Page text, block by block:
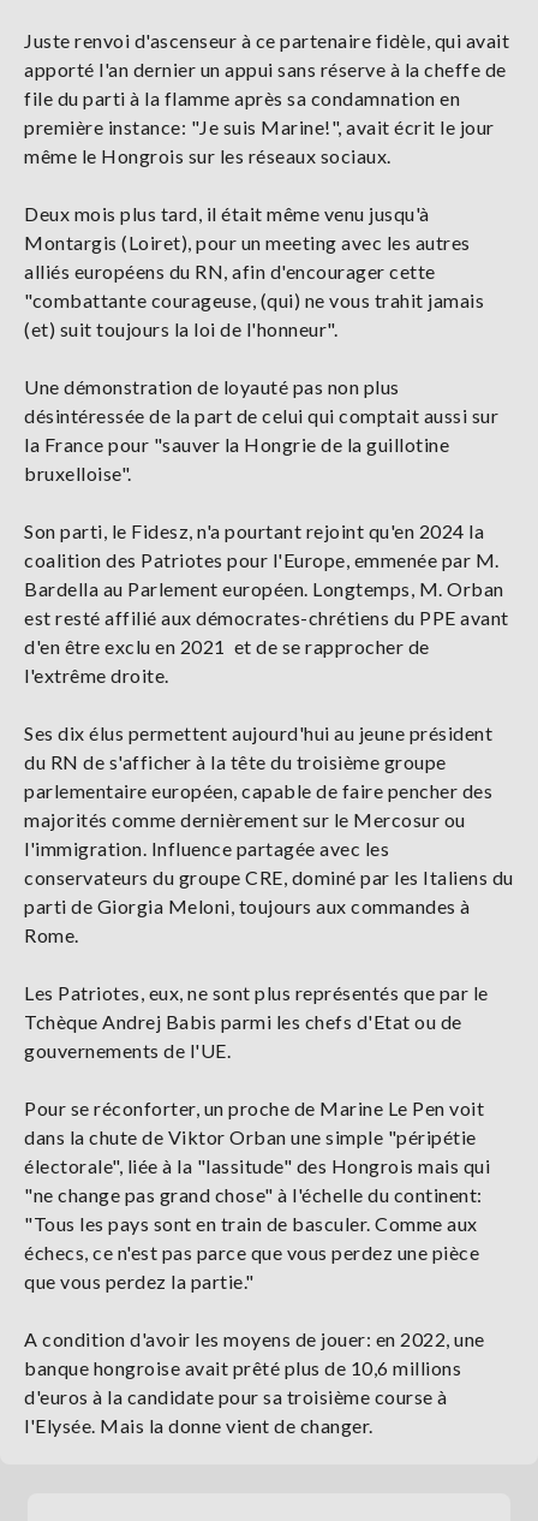
Juste renvoi d'ascenseur à ce partenaire fidèle, qui avait
apporté l'an dernier un appui sans réserve à la cheffe de
file du parti à la flamme après sa condamnation en
première instance: "Je suis Marine!", avait écrit le jour
même le Hongrois sur les réseaux sociaux.
Deux mois plus tard, il était même venu jusqu'à
Montargis (Loiret), pour un meeting avec les autres
alliés européens du RN, afin d'encourager cette
"combattante courageuse, (qui) ne vous trahit jamais
(et) suit toujours la loi de l'honneur".
Une démonstration de loyauté pas non plus
désintéressée de la part de celui qui comptait aussi sur
la France pour "sauver la Hongrie de la guillotine
bruxelloise".
Son parti, le Fidesz, n'a pourtant rejoint qu'en 2024 la
coalition des Patriotes pour l'Europe, emmenée par M.
Bardella au Parlement européen. Longtemps, M. Orban
est resté affilié aux démocrates-chrétiens du PPE avant
d'en être exclu en 2021 et de se rapprocher de
l'extrême droite.
Ses dix élus permettent aujourd'hui au jeune président
du RN de s'afficher à la tête du troisième groupe
parlementaire européen, capable de faire pencher des
majorités comme dernièrement sur le Mercosur ou
l'immigration. Influence partagée avec les
conservateurs du groupe CRE, dominé par les Italiens du
parti de Giorgia Meloni, toujours aux commandes à
Rome.
Les Patriotes, eux, ne sont plus représentés que par le
Tchèque Andrej Babis parmi les chefs d'Etat ou de
gouvernements de l'UE.
Pour se réconforter, un proche de Marine Le Pen voit
dans la chute de Viktor Orban une simple "péripétie
électorale", liée à la "lassitude" des Hongrois mais qui
"ne change pas grand chose" à l'échelle du continent:
"Tous les pays sont en train de basculer. Comme aux
échecs, ce n'est pas parce que vous perdez une pièce
que vous perdez la partie."
A condition d'avoir les moyens de jouer: en 2022, une
banque hongroise avait prêté plus de 10,6 millions
d'euros à la candidate pour sa troisième course à
l'Elysée. Mais la donne vient de changer.